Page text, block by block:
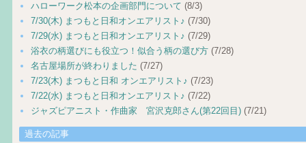
ハローワーク松本の企画部門について (8/3)
7/30(木) まつもと日和オンエアリスト♪ (7/30)
7/29(水) まつもと日和オンエアリスト♪ (7/29)
浴衣の柄選びにも役立つ！似合う柄の選び方 (7/28)
名古屋場所が終わりました (7/27)
7/23(木) まつもと日和 オンエアリスト♪ (7/23)
7/22(水) まつもと日和オンエアリスト♪ (7/22)
ジャズピアニスト・作曲家 宮沢克郎さん(第22回目) (7/21)
過去の記事